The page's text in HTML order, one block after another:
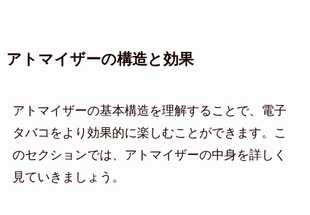
アトマイザーの構造と効果
アトマイザーの基本構造を理解することで、電子
タバコをより効果的に楽しむことができます。こ
のセクションでは、アトマイザーの中身を詳しく
見ていきましょう。